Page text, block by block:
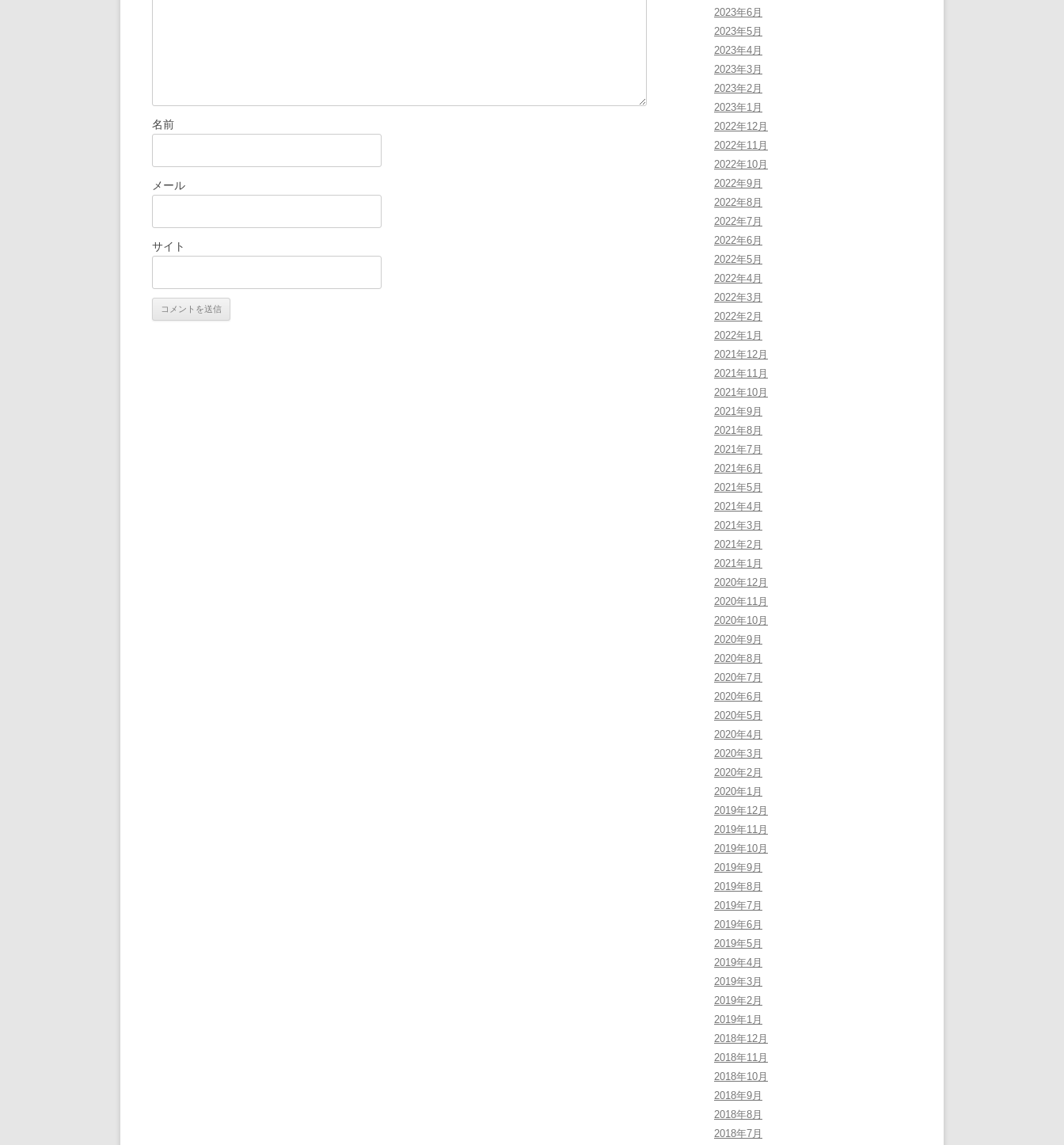
名前
メール
サイト
2023年6月
2023年5月
2023年4月
2023年3月
2023年2月
2023年1月
2022年12月
2022年11月
2022年10月
2022年9月
2022年8月
2022年7月
2022年6月
2022年5月
2022年4月
2022年3月
2022年2月
2022年1月
2021年12月
2021年11月
2021年10月
2021年9月
2021年8月
2021年7月
2021年6月
2021年5月
2021年4月
2021年3月
2021年2月
2021年1月
2020年12月
2020年11月
2020年10月
2020年9月
2020年8月
2020年7月
2020年6月
2020年5月
2020年4月
2020年3月
2020年2月
2020年1月
2019年12月
2019年11月
2019年10月
2019年9月
2019年8月
2019年7月
2019年6月
2019年5月
2019年4月
2019年3月
2019年2月
2019年1月
2018年12月
2018年11月
2018年10月
2018年9月
2018年8月
2018年7月